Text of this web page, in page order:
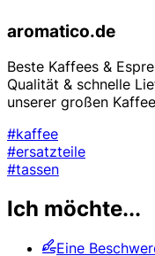
aromatico.de
Beste Kaffees &
Qualität & schnelle
unserer großen
#kaffee
#ersatzteile
#tassen
Ich möchte...
Eine